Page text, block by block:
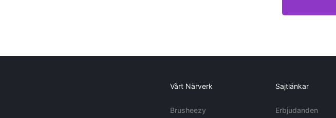
Vårt Närverk
Brusheezy
Sajtlänkar
Erbjudanden